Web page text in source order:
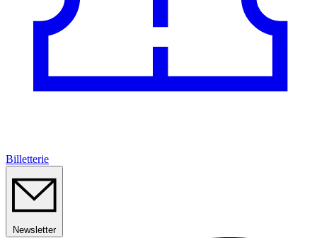
Billetterie
Newsletter